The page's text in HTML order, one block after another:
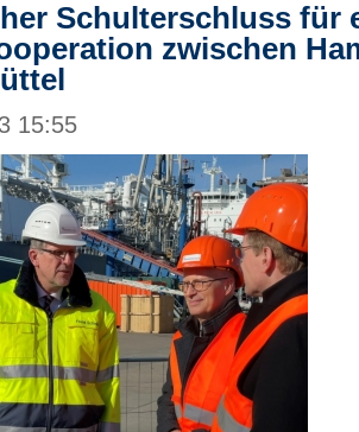
Schulterschluss für
zwischen
15:55